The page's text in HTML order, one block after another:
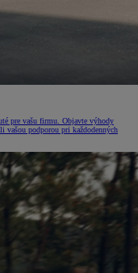
pre vašu firmu. Objavte výhody
vašou podporou pri každodenných